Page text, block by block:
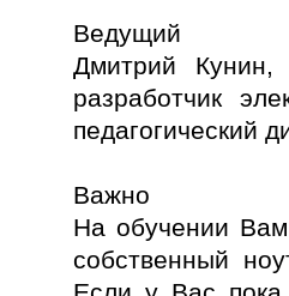
Ведущий
Дмитрий Кунин,
разработчик
педагогический
Важно
На обучении
собственный